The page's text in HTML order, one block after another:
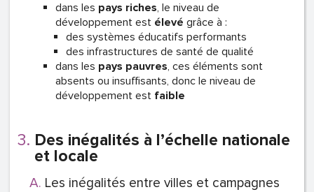
dans les pays riches, le niveau de
développement est élevé grâce à :
des systèmes éducatifs performants
des infrastructures de santé de qualité
dans les pays pauvres, ces éléments sont
absents ou insuffisants, donc le niveau de
développement est faible
Des inégalités à l’échelle nationale
et locale
Les inégalités entre villes et campagnes